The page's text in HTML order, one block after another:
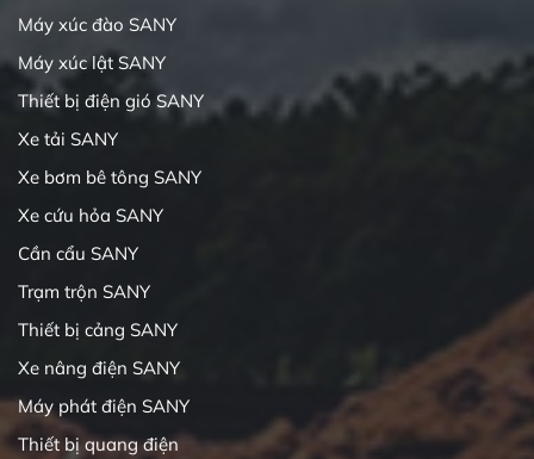
Máy xúc đào SANY
Máy xúc lật SANY
Thiết bị điện gió SANY
Xe tải SANY
Xe bơm bê tông SANY
Xe cứu hỏa SANY
Cần cẩu SANY
Trạm trộn SANY
Thiết bị cảng SANY
Xe nâng điện SANY
Máy phát điện SANY
Thiết bị quang điện